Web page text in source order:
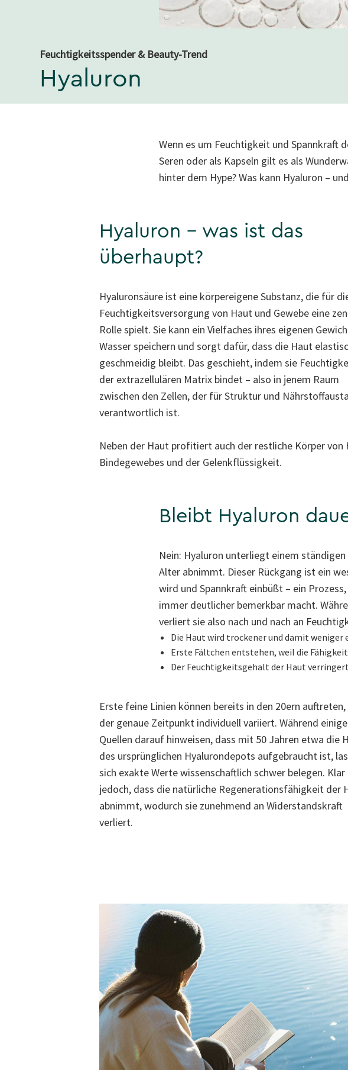
Feuchtigkeitsspender & Beauty-Trend
Hyaluron
Wenn es um Feuchtigkeit und Spannkraft
Seren oder als Kapseln gilt es als
hinter dem Hype? Was kann Hyaluron –
Hyaluron – was ist das
überhaupt?
Hyaluronsäure ist eine körpereigene Substanz, die für
Feuchtigkeitsversorgung von Haut und Gewebe eine
Rolle spielt. Sie kann ein Vielfaches ihres eigenen
Wasser speichern und sorgt dafür, dass die Haut
geschmeidig bleibt. Das geschieht, indem sie
der extrazellulären Matrix bindet – also in jenem Raum
zwischen den Zellen, der für Struktur und
verantwortlich ist.
Neben der Haut profitiert auch der restliche Körper
Bindegewebes und der Gelenkflüssigkeit.
Bleibt Hyaluron
Nein: Hyaluron unterliegt einem
Alter abnimmt. Dieser Rückgang ist ein
wird und Spannkraft einbüßt – ein
immer deutlicher bemerkbar macht.
verliert sie also nach und nach an
Die Haut wird trockener und damit weniger
Erste Fältchen entstehen, weil die
Der Feuchtigkeitsgehalt der Haut
Erste feine Linien können bereits in den 20ern
der genaue Zeitpunkt individuell variiert. Während einige
Quellen darauf hinweisen, dass mit 50 Jahren etwa die
des ursprünglichen Hyalurondepots aufgebraucht ist,
sich exakte Werte wissenschaftlich schwer belegen.
jedoch, dass die natürliche Regenerationsfähigkeit der
abnimmt, wodurch sie zunehmend an Widerstandskraft
verliert.